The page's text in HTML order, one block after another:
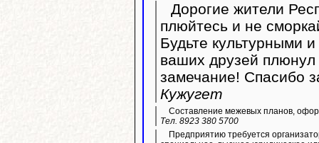
Дорогие жители
плюйтесь и не
Будьте культурными
ваших друзей
замечание! Спасибо
Кужугет
Составление межевых планов,
Тел. 8923 380 5700
Предприятию требуется